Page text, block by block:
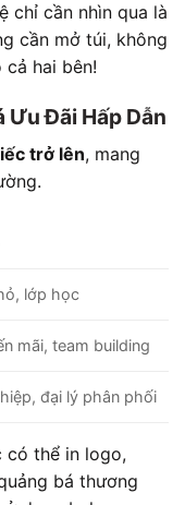
chỉ cần nhìn qua là
cần mở túi, không
hai bên!
Ưu Đãi Hấp Dẫn
trở lên, mang
lớp học
mãi, team building
đại lý phân phối
có thể in logo,
bá thương